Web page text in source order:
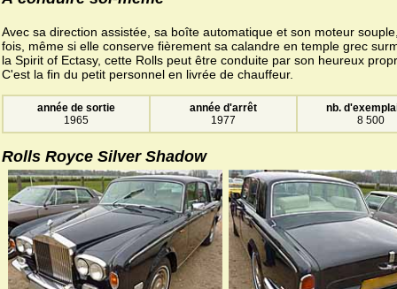
Avec sa direction assistée, sa boîte automatique et son moteur
fois, même si elle conserve fièrement sa calandre en temple grec
la Spirit of Ectasy, cette Rolls peut être conduite par son heureux
C'est la fin du petit personnel en livrée de chauffeur.
année de sortie
1965
année d'arrêt
1977
nb.
8 500
Rolls Royce Silver Shadow